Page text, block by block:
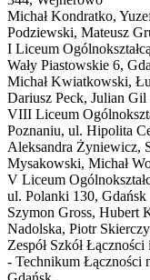
Michał Kondratko,
Podziewski, Mateusz
I Liceum
Wały Piastowskie 6,
Michał Kwiatkowski,
Dariusz Peck, Julian Gil
VIII Liceum
Poznaniu, ul. Hipolita
Aleksandra Żyniewicz,
Mysakowski, Michał
V Liceum
ul. Polanki 130, Gdańsk
Szymon Gross, Hubert
Nadolska, Piotr
Zespół Szkół
- Technikum Łączności